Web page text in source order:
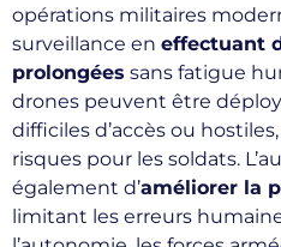
opérations militaires
surveillance en effectuant
prolongées sans fatigue
drones peuvent être
difficiles d’accès ou
risques pour les soldats.
également d’améliorer la
limitant les erreurs